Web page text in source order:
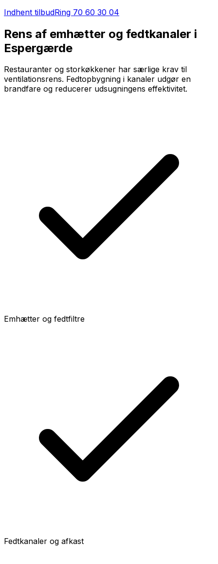
Indhent tilbudRing 70 60 30 04
Rens af emhætter og fedtkanaler i
Espergærde
Restauranter og storkøkkener har særlige krav til
ventilationsrens. Fedtopbygning i kanaler udgør en
brandfare og reducerer udsugningens effektivitet.
Emhætter og fedtfiltre
Fedtkanaler og afkast